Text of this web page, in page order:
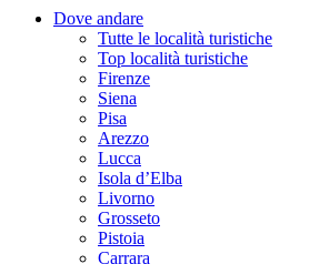
Dove andare
Tutte le località turistiche
Top località turistiche
Firenze
Siena
Pisa
Arezzo
Lucca
Isola d’Elba
Livorno
Grosseto
Pistoia
Carrara